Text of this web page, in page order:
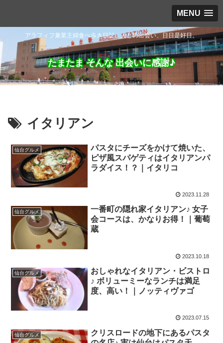
MENU
アラフィフ兼業主婦食べ歩き日記。人との出会い、日日是好日。
たまたま そんな 出会いに感謝♪
イタリアン
仙台グルメ
パスタにチーズをかけて焼いた、
ピザ風スパゲティはイタリアンパ
ラダイス！？｜イタリコ
2023.11.28
仙台グルメ
一番町の隠れ家イタリアン♪ 女子
会コースは、かなりお得！｜葡萄
蔵
2023.10.18
仙台グルメ
おしゃれなイタリアン・ビストロ
♪ ボリューミーなランチは満足
度、高い！｜ノッティヴァゴ
2023.07.15
仙台グルメ
クリスロードの地下にあるパスタ